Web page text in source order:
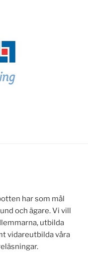
har som mål
och ägare. Vi vill
utbilda
vidareutbilda våra